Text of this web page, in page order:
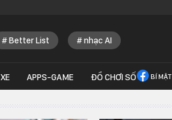
Better List nhạc AI
XE APPS-GAME ĐỒ CHƠI SỐ BÍ